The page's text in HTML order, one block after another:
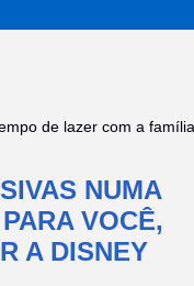
de lazer com a
NUMA
VOCÊ,
A DISNEY